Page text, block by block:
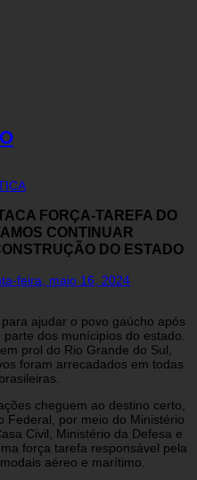
FORÇA-TAREFA DO
CONTINUAR
DO ESTADO
feira, maio 16, 2024
ajudar o povo gaúcho após
dos munícipios do estado.
prol do Rio Grande do Sul,
foram arrecadados em todas
cheguem ao destino certo,
Federal, por meio do Ministério
Civil, Ministério da Defesa e
força tarefa responsável pela
aéreo e marítimo.